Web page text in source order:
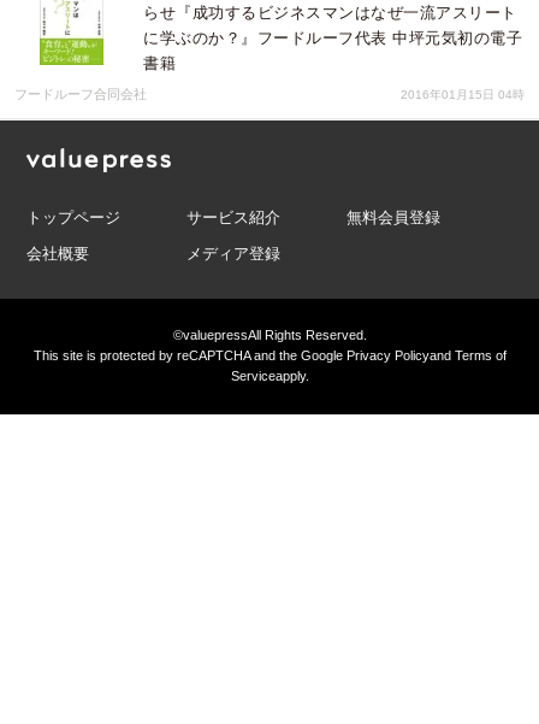
らせ『成功するビジネスマンはなぜ一流アスリート
に学ぶのか？』フードルーフ代表 中坪元気初の電子
書籍
フードルーフ合同会社 2016年01月15日 04時
トップページ サービス紹介
無料会員登録
会社概要
メディア登録
©valuepressAll Rights Reserved.
This site is protected by reCAPTCHA and the GooglePrivacy Policyand Terms of
Serviceapply.